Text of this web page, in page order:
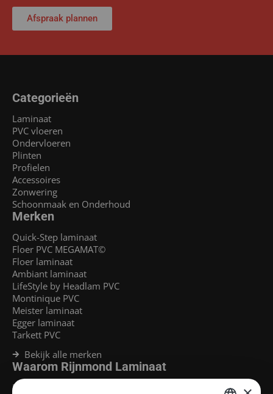
Afspraak plannen
Categorieën
Laminaat
PVC vloeren
Ondervloeren
Plinten
Profielen
Accessoires
Zonwering
Schoonmaak en Onderhoud
Merken
Quick-Step laminaat
Floer PVC MEGAMAT©
Floer laminaat
Ambiant laminaat
LifeStyle by Headlam PVC
Montinique PVC
Meister laminaat
Egger laminaat
Tarkett PVC
Bekijk alle merken
Waarom Rijnmond Laminaat
Legservice